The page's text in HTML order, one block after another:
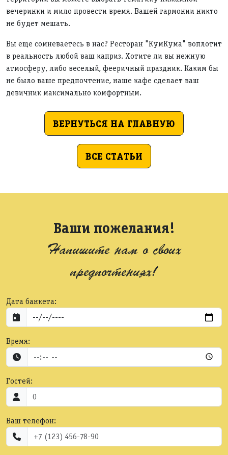
вечеринки и мило провести время. Вашей гармонии никто
не будет мешать.
Вы еще сомневаетесь в нас? Ресторан "КумКума" воплотит
в реальность любой ваш каприз. Хотите ли вы нежную
атмосферу, либо веселый, фееричный праздник. Каким бы
не было ваше предпочтение, наше кафе сделает ваш
девичник максимально комфортным.
ВЕРНУТЬСЯ НА ГЛАВНУЮ
ВСЕ СТАТЬИ
Ваши пожелания!
Напишите нам о своих
предпочтениях!
Дата банкета:
Время:
Гостей:
Ваш телефон: